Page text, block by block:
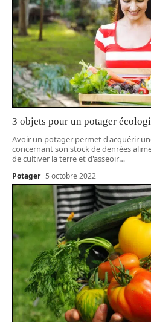
3 objets pour un potager
Avoir un potager permet d'acquérir
concernant son stock de denrées
de cultiver la terre et d'asseoir…
Potager 5 octobre 2022